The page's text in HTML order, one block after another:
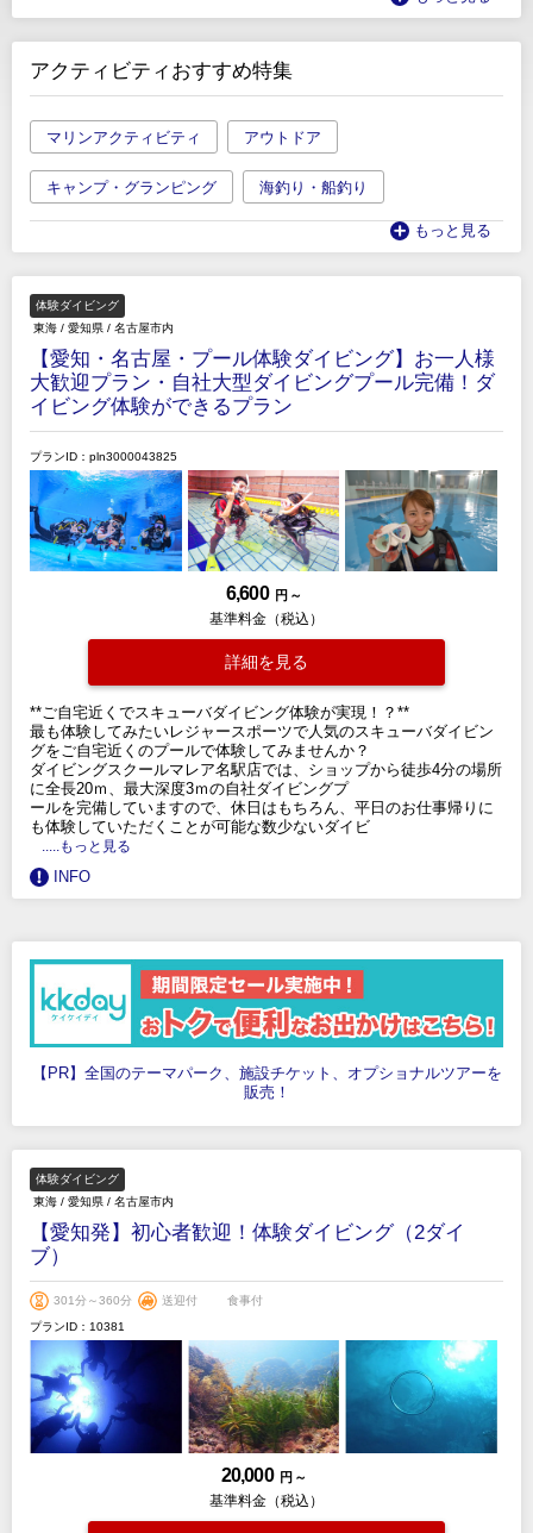
アクティビティおすすめ特集
マリンアクティビティ アウトドア
キャンプ・グランピング 海釣り・船釣り
もっと見る
体験ダイビング
東海 / 愛知県 / 名古屋市内
【愛知・名古屋・プール体験ダイビング】お一人様
大歓迎プラン・自社大型ダイビングプール完備！ダ
イビング体験ができるプラン
プランID：pln3000043825
6,600 円 ～
基準料金（税込）
詳細を見る
**ご自宅近くでスキューバダイビング体験が実現！？**
最も体験してみたいレジャースポーツで人気のスキューバダイビン
グをご自宅近くのプールで体験してみませんか？
ダイビングスクールマレア名駅店では、ショップから徒歩4分の場所
に全長20ｍ、最大深度3ｍの自社ダイビングプ
ールを完備していますので、休日はもちろん、平日のお仕事帰りに
も体験していただくことが可能な数少ないダイビ
.....もっと見る
INFO
【PR】全国のテーマパーク、施設チケット、オプショナルツアーを
販売！
体験ダイビング
東海 / 愛知県 / 名古屋市内
【愛知発】初心者歓迎！体験ダイビング（2ダイ
ブ）
301分～360分 送迎付
食事付
プランID：10381
20,000 円 ～
基準料金（税込）